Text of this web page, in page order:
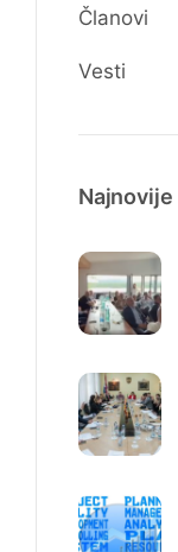
Članovi
Vesti
Najnovije